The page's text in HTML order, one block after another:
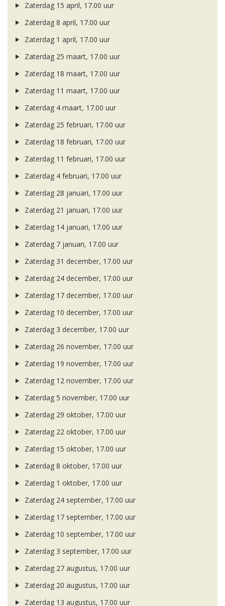
Zaterdag 15 april, 17.00 uur
Zaterdag 8 april, 17.00 uur
Zaterdag 1 april, 17.00 uur
Zaterdag 25 maart, 17.00 uur
Zaterdag 18 maart, 17.00 uur
Zaterdag 11 maart, 17.00 uur
Zaterdag 4 maart, 17.00 uur
Zaterdag 25 februari, 17.00 uur
Zaterdag 18 februari, 17.00 uur
Zaterdag 11 februari, 17.00 uur
Zaterdag 4 februari, 17.00 uur
Zaterdag 28 januari, 17.00 uur
Zaterdag 21 januari, 17.00 uur
Zaterdag 14 januari, 17.00 uur
Zaterdag 7 januari, 17.00 uur
Zaterdag 31 december, 17.00 uur
Zaterdag 24 december, 17.00 uur
Zaterdag 17 december, 17.00 uur
Zaterdag 10 december, 17.00 uur
Zaterdag 3 december, 17.00 uur
Zaterdag 26 november, 17.00 uur
Zaterdag 19 november, 17.00 uur
Zaterdag 12 november, 17.00 uur
Zaterdag 5 november, 17.00 uur
Zaterdag 29 oktober, 17.00 uur
Zaterdag 22 oktober, 17.00 uur
Zaterdag 15 oktober, 17.00 uur
Zaterdag 8 oktober, 17.00 uur
Zaterdag 1 oktober, 17.00 uur
Zaterdag 24 september, 17.00 uur
Zaterdag 17 september, 17.00 uur
Zaterdag 10 september, 17.00 uur
Zaterdag 3 september, 17.00 uur
Zaterdag 27 augustus, 17.00 uur
Zaterdag 20 augustus, 17.00 uur
Zaterdag 13 augustus, 17.00 uur